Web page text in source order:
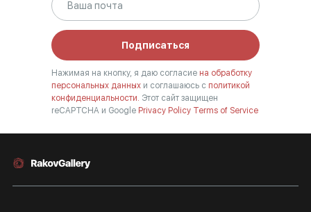
Подписаться
Нажимая на кнопку, я даю согласие на обработку
персональных данных и соглашаюсь с политикой
конфиденциальности. Этот сайт защищен
reCAPTCHA и Google Privacy Policy Terms of Service